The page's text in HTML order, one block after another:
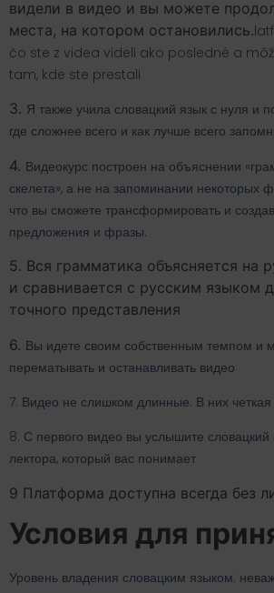
видели в видео и вы можете
места, на котором остановились.
čo ste z videa videli ako posledné a
tam, kde ste prestali
3. Я также учила словацкий язык с нуля и
где сложнее всего и как лучше всего
4. Видеокурс построен на объяснении
скелета», а не на запоминании некоторых
что вы сможете трансформировать и
предложения и фразы.
5. Вся грамматика объясняется на
и сравнивается с русским языком
точного представления
6. Вы идете своим собственным темпом и
перематывать и останавливать видео
7. Видео не слишком длинные. В них
8. С первого видео вы услышите
лектора, который вас понимает
9 Платформа доступна всегда без
Условия для
Уровень владения словацким языком: